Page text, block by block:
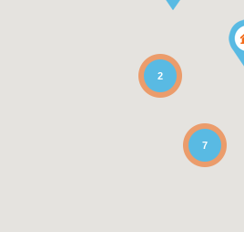
7
2